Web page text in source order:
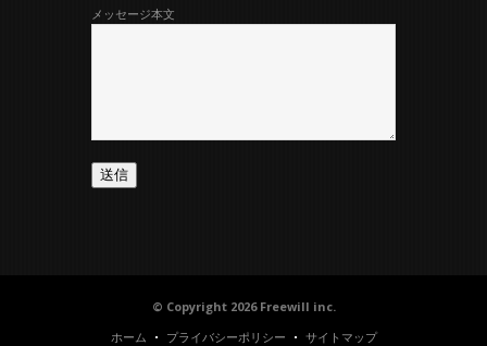
メッセージ本文
© Copyright 2026 Freewill inc.
ホーム
プライバシーポリシー サイトマップ